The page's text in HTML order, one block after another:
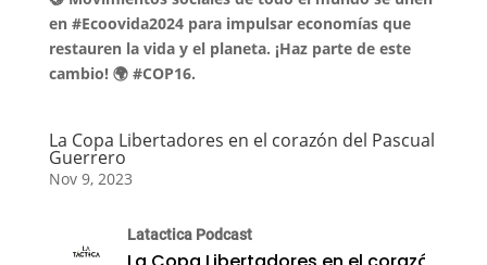
RSS FEED
SHARE
LINK
en #Ecoovida2024 para impulsar economías que
restauren la vida y el planeta. ¡Haz parte de este
cambio! 🌍 #COP16.
La Copa Libertadores en el corazón del Pascual
Guerrero
Nov 9, 2023
Latactica Podcast